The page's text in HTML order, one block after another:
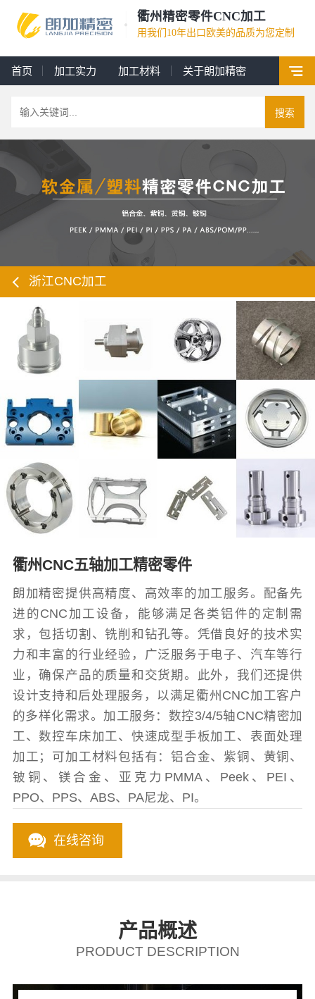
衢州精密零件CNC加工
用我们10年出口欧美的品质为您定制
首页 加工实力 加工材料 关于朗加精密
搜索
浙江CNC加工
衢州CNC五轴加工精密零件
朗加精密提供高精度、高效率的加工服务。配备先
进的CNC加工设备，能够满足各类铝件的定制需
求，包括切割、铣削和钻孔等。凭借良好的技术实
力和丰富的行业经验，广泛服务于电子、汽车等行
业，确保产品的质量和交货期。此外，我们还提供
设计支持和后处理服务，以满足衢州CNC加工客户
的多样化需求。加工服务：数控3/4/5轴CNC精密加
工、数控车床加工、快速成型手板加工、表面处理
加工；可加工材料包括有：铝合金、紫铜、黄铜、
铍铜、镁合金、亚克力PMMA、Peek、PEI、
PPO、PPS、ABS、PA尼龙、PI。
在线咨询
产品概述
PRODUCT DESCRIPTION